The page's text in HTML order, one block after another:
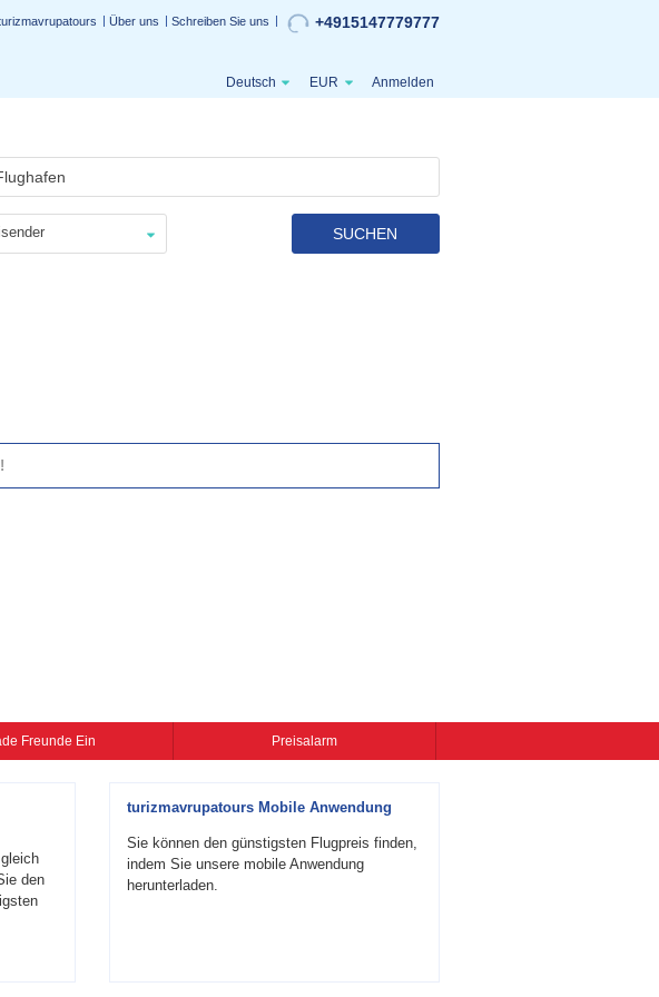
Über uns Schreiben Sie uns +4915147779777
Deutsch EUR Anmelden
SUCHEN
Freunde Ein Preisalarm
den
turizmavrupatours Mobile Anwendung
Sie können den günstigsten Flugpreis finden,
indem Sie unsere mobile Anwendung
herunterladen.